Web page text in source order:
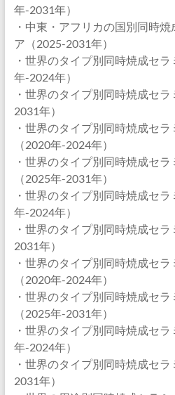
年-2031年）
・中東・アフリカの国別同時
ア（2025-2031年）
・世界のタイプ別同時焼成セ
年-2024年）
・世界のタイプ別同時焼成セ
2031年）
・世界のタイプ別同時焼成セ
（2020年-2024年）
・世界のタイプ別同時焼成セ
（2025年-2031年）
・世界のタイプ別同時焼成セ
年-2024年）
・世界のタイプ別同時焼成セ
2031年）
・世界のタイプ別同時焼成セ
（2020年-2024年）
・世界のタイプ別同時焼成セ
（2025年-2031年）
・世界のタイプ別同時焼成セ
年-2024年）
・世界のタイプ別同時焼成セ
2031年）